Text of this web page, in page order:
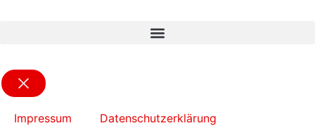
Impressum Datenschutzerklärung